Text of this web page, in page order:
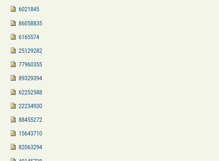
6021845
86058835
6165574
25129282
77960355
89329394
62252588
22234930
88455272
15643710
82063294